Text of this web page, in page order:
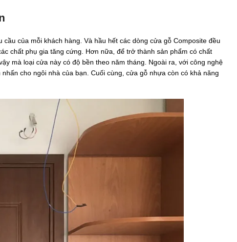
cầu của mỗi khách hàng. Và hầu hết các dòng cửa gỗ Composite đều
chất phụ gia tăng cứng. Hơn nữa, để trở thành sản phẩm có chất
mà loại cửa này có độ bền theo năm tháng. Ngoài ra, với công nghệ
cho ngôi nhà của bạn. Cuối cùng, cửa gỗ nhựa còn có khả năng